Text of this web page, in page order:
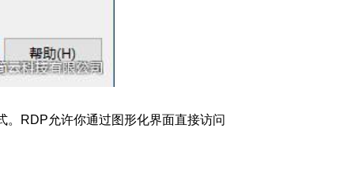
。RDP允许你通过图形化界面直接访问